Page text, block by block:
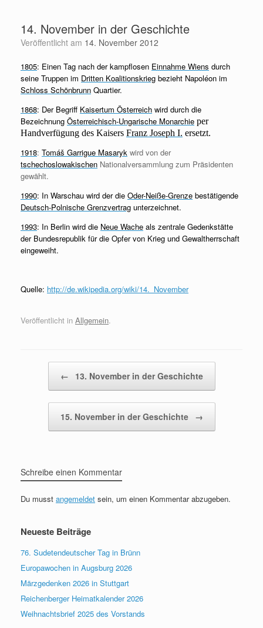
springen14. November in der Geschichte
Veröffentlicht am 14. November 2012
1805: Einen Tag nach der kampflosen Einnahme Wiens durch
seine Truppen im Dritten Koalitionskrieg bezieht Napoléon im
Schloss Schönbrunn Quartier.
1868: Der Begriff Kaisertum Österreich wird durch die
Bezeichnung Österreichisch-Ungarische Monarchie per
Handverfügung des Kaisers Franz Joseph I. ersetzt.
1918: Tomáš Garrigue Masaryk wird von der
tschechoslowakischen Nationalversammlung zum Präsidenten
gewählt.
1990: In Warschau wird der die Oder-Neiße-Grenze bestätigende
Deutsch-Polnische Grenzvertrag unterzeichnet.
1993: In Berlin wird die Neue Wache als zentrale Gedenkstätte
der Bundesrepublik für die Opfer von Krieg und Gewaltherrschaft
eingeweiht.
Quelle: http://de.wikipedia.org/wiki/14._November
Veröffentlicht in Allgemein.
← 13. November in der Geschichte
15. November in der Geschichte →
Schreibe einen Kommentar
Du musst angemeldet sein, um einen Kommentar abzugeben.
Neueste Beiträge
76. Sudetendeutscher Tag in Brünn
Europawochen in Augsburg 2026
Märzgedenken 2026 in Stuttgart
Reichenberger Heimatkalender 2026
Weihnachtsbrief 2025 des Vorstands